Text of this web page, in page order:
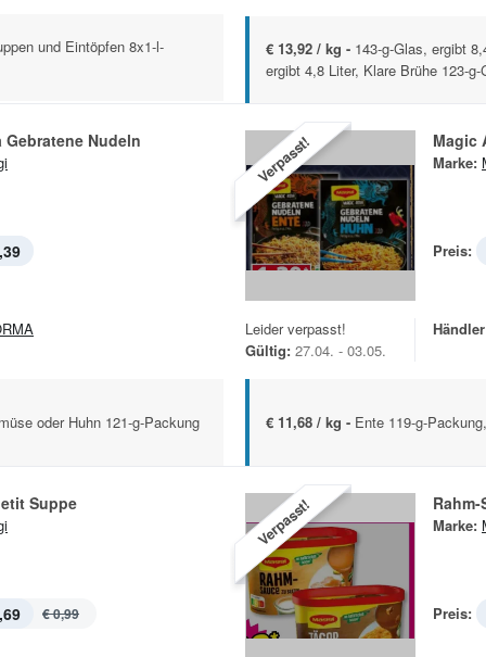
und Eintöpfen 8x1-l- € 13,92 / kg - 143-g-Glas, ergibt
ergibt 4,8 Liter, Klare Brühe 123-
Gebratene Nudeln
oder Huhn 121-g-Packung
Verpasst! Magic
Marke:
Preis:
Leider verpasst!
Gültig: 27.04. - 03.05.
€ 11,68 / kg - Ente 119-g-
Suppe
€ 0,99
Verpasst! Rahm-
Marke:
Preis: